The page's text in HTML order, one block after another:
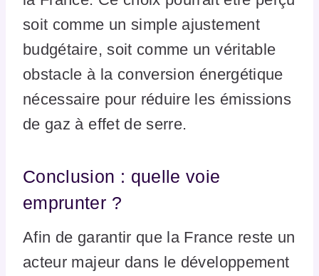
soit comme un simple ajustement
budgétaire, soit comme un véritable
obstacle à la conversion énergétique
nécessaire pour réduire les émissions
de gaz à effet de serre.
Conclusion : quelle voie
emprunter ?
Afin de garantir que la France reste un
acteur majeur dans le développement